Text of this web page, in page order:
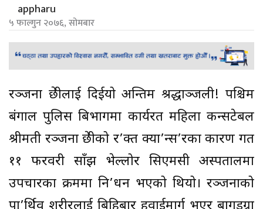
appharu
५ फाल्गुन २०७६, सोमबार
रञ्जना छेत्रीलाई दिईयो अन्तिम श्रद्धाञ्जली! पश्चिम
बंगाल पुलिस बिभागमा कार्यरत महिला कन्सटेबल
श्रीमती रञ्जना छेत्रीको र’क्त क्या’न्स’रका कारण गत
११ फरवरी साँझ भेल्लोर सिएमसी अस्पतालमा
उपचारका क्रममा नि’धन भएको थियो। रञ्जनाको